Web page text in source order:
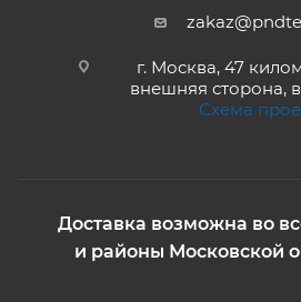
г. Москва, 47
внешняя сторона,
Схема
Доставка возможна во
и районы Московской